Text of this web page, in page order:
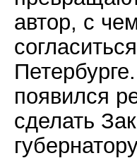
автор, с
появился
сделать